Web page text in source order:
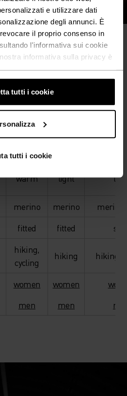
e utilizzare dati
degli annunci. È
il proprio consenso in
l'informativa sui cookie
informativa sulla privacy è
tutti i cookie
tutti i cookie
Merino
200
Merino
160
moderate
-15-10°
warm light
merino merino
merino
fitted fitted
hiking,
cycling
hiking hiking,
women
men
women
men